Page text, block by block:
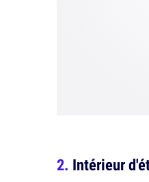
Intérieur